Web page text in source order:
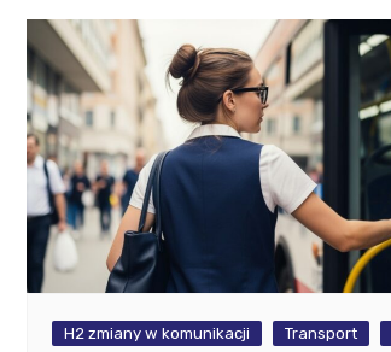
H2 zmiany w komunikacji Transport